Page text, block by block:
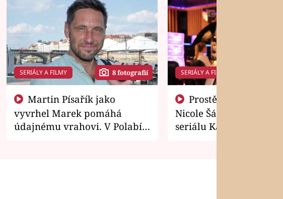
SERIÁLY A FILMY 8 fotografií
vyvrhel Marek pomáhá
údajnému vrahovi. V Polabí
SERIÁLY A FILMY
Nicole Šáchová získala
seriálu Kamarádi